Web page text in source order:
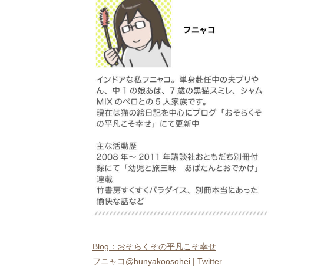
Blog：おそらくその平凡こそ幸せ
フニャコ@hunyakoosohei | Twitter